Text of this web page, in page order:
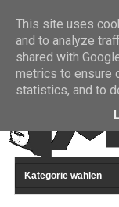
WILLKOMMEN!
This site uses
and to analyze
shared with
metrics to ensure
statistics, and to